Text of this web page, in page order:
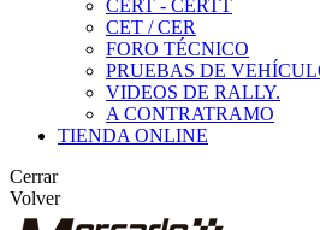
CERT - CERTT
CET / CER
FORO TÉCNICO
PRUEBAS DE
VIDEOS DE RALLY.
A CONTRATRAMO
TIENDA ONLINE
Cerrar
Volver